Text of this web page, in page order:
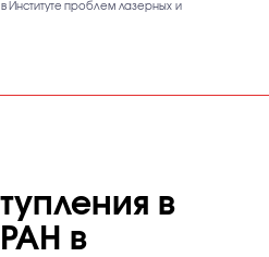
Институте проблем лазерных и
в
в